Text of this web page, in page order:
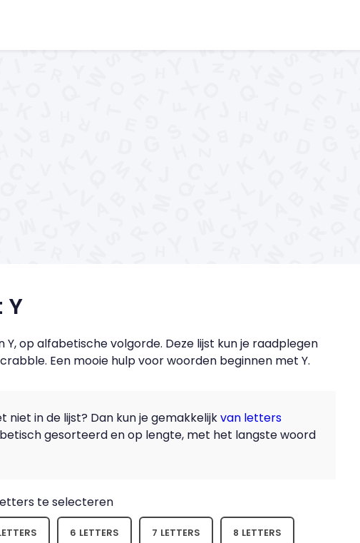
Y
op alfabetische volgorde. Deze lijst kun je raadplegen
Een mooie hulp voor woorden beginnen met Y.
niet in de lijst? Dan kun je gemakkelijkvan letters
gesorteerd en op lengte, met het langste woord
te selecteren
6 LETTERS 7 LETTERS 8 LETTERS